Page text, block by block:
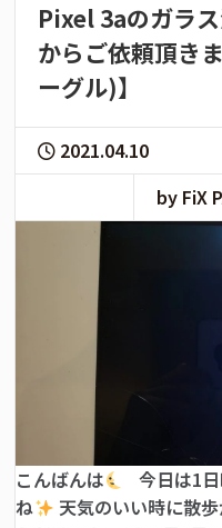
Pixel 3aのガラ
からご依頼頂き
ーグル)】
2021.04.10
by FiX
こんばんは
今日は1
ね
天気のいい時に散